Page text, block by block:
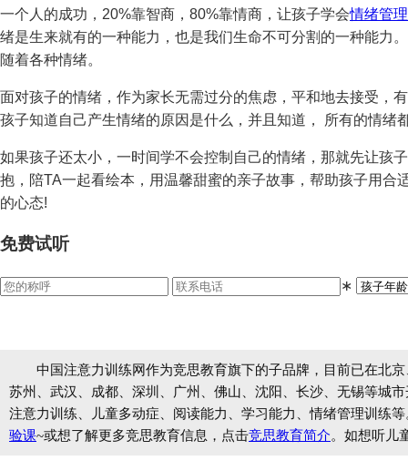
一个人的成功，20%靠智商，80%靠情商，让孩子学会情绪管理
绪是生来就有的一种能力，也是我们生命不可分割的一种能力
随着各种情绪。
面对孩子的情绪，作为家长无需过分的焦虑，平和地去接受，
孩子知道自己产生情绪的原因是什么，并且知道， 所有的情绪
如果孩子还太小，一时间学不会控制自己的情绪，那就先让孩
抱，陪TA一起看绘本，用温馨甜蜜的亲子故事，帮助孩子用合
的心态!
免费试听
∗
中国注意力训练网作为竞思教育旗下的子品牌，目前已在北
苏州、武汉、成都、深圳、广州、佛山、沈阳、长沙、无锡等城
注意力训练、儿童多动症、阅读能力、学习能力、情绪管理训练
验课~或想了解更多竞思教育信息，点击竞思教育简介。如想听儿